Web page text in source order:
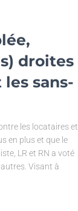
droites
sans-
les locataires et
en plus et que le
LR et RN a voté
Visant à